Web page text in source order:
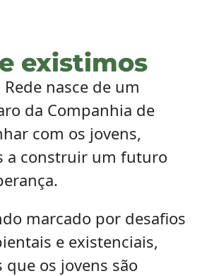
existimos
nasce de um
da Companhia de
com os jovens,
a construir um futuro
marcado por desafios
e existenciais,
os jovens são